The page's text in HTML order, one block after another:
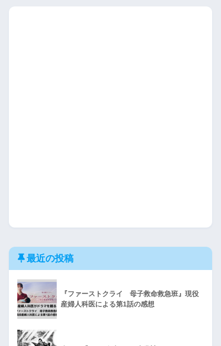
最近の投稿
『ファーストクライ 母子救命救急班』現役
産婦人科医による第1話の感想